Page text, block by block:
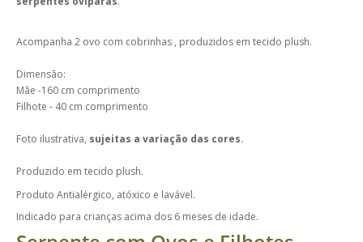
Acompanha 2 ovo com cobrinhas , produzidos em tecido plush.
Dimensão:
Mãe -160 cm comprimento
Filhote - 40 cm comprimento
Foto ilustrativa, sujeitas a variação das cores.
Produzido em tecido plush.
Produto Antialérgico, atóxico e lavável.
Indicado para crianças acima dos 6 meses de idade.